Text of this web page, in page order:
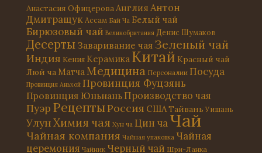
Анастасия ОфицероваАнглия Антон
Дмитращук Ассам Бай Ча Белый чай
Бирюзовый чай Великобритания Денис Шумаков
Десерты Заваривание чая Зеленый чай
Индия Кения Керамика Китай Красный чай
Люй ча Матча Медицина Персоналии Посуда
Провинция Аньхой Провинция Фуцзянь
Провинция Юньнань Производство чая
Пуэр РецептыРоссия СШАТайвань Уишань
УлунХимия чая Хун ча Цин чаЧай
Чайная компания Чайная упаковка Чайная
церемония Чайник Черный чай Шри-Ланка